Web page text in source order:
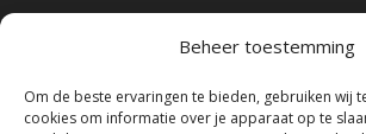
Beheer toestemming
Om de beste ervaringen te bieden, gebruiken wij
cookies om informatie over je apparaat op te